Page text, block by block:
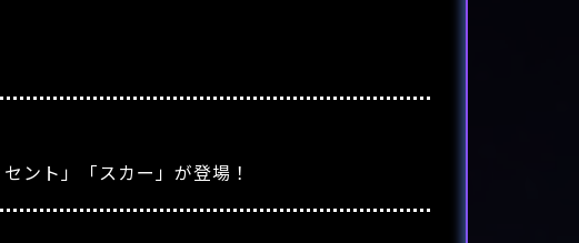
ント」「スカー」が登場！